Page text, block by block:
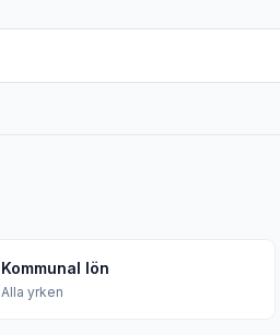
Kommunal lön
Alla yrken